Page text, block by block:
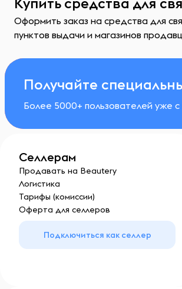
Оформить заказ на средства для
пунктов выдачи и магазинов
Получайте
Более 5000+ пользователей уже
Селлерам
Продавать на Beautery
Логистика
Тарифы (комиссии)
Оферта для селлеров
Подключиться как селлер